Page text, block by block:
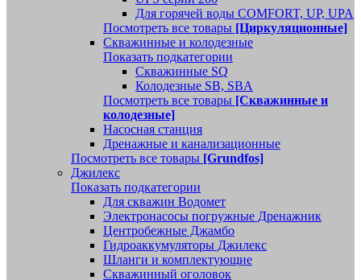
Для горячей воды COMFORT, UP, UPA
Посмотреть все товары [Циркуляционные]
Скважинные и колодезные
Показать подкатегории
Скважинные SQ
Колодезные SB, SBA
Посмотреть все товары [Скважинные и
колодезные]
Насосная станция
Дренажные и канализационные
Посмотреть все товары [Grundfos]
Джилекс
Показать подкатегории
Для скважин Водомет
Электронасосы погружные Дренажник
Центробежные Джамбо
Гидроаккумуляторы Джилекс
Шланги и комплектующие
Скважинный оголовок